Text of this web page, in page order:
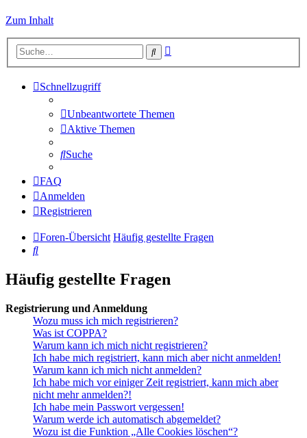
Zum Inhalt
Suche
Schnellzugriff
Unbeantwortete Themen
Aktive Themen
Suche
FAQ
Anmelden
Registrieren
Foren-Übersicht Häufig gestellte Fragen
Suche
Häufig gestellte Fragen
Registrierung und Anmeldung
Wozu muss ich mich registrieren?
Was ist COPPA?
Warum kann ich mich nicht registrieren?
Ich habe mich registriert, kann mich aber nicht anmelden!
Warum kann ich mich nicht anmelden?
Ich habe mich vor einiger Zeit registriert, kann mich aber
nicht mehr anmelden?!
Ich habe mein Passwort vergessen!
Warum werde ich automatisch abgemeldet?
Wozu ist die Funktion „Alle Cookies löschen“?